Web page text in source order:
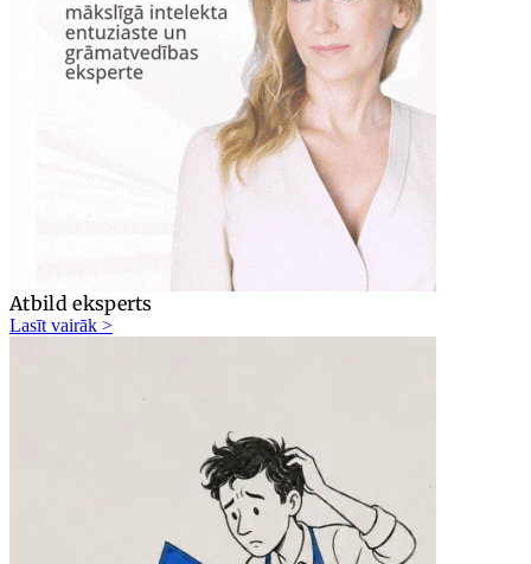
Atbild eksperts
Lasīt vairāk >